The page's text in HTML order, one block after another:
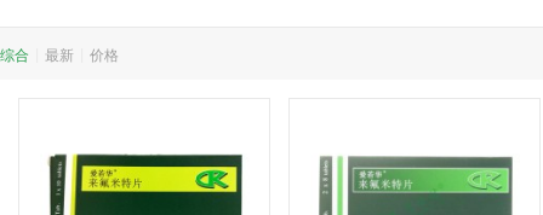
综合 最新 价格